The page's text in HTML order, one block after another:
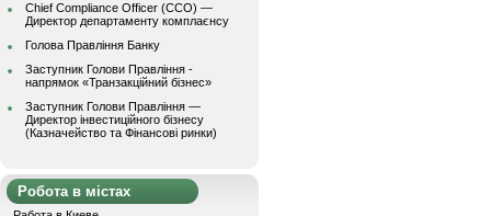
Chief Compliance Officer (CCO) —
Директор департаменту комплаєнсу
Голова Правління Банку
Заступник Голови Правління -
напрямок «Транзакційний бізнес»
Заступник Голови Правління —
Директор інвестиційного бізнесу
(Казначейство та Фінансові ринки)
Робота в містах